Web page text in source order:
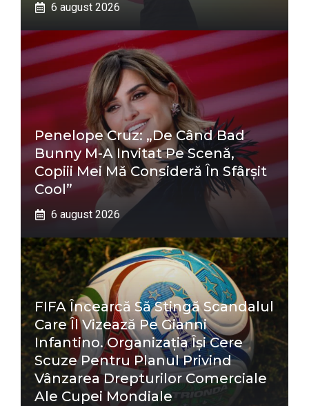
6 august 2026
Penelope Cruz: „De Când Bad
Bunny M-A Invitat Pe Scenă,
Copiii Mei Mă Consideră În Sfârșit
Cool”
6 august 2026
FIFA Încearcă Să Stingă Scandalul
Care Îl Vizează Pe Gianni
Infantino. Organizația Își Cere
Scuze Pentru Planul Privind
Vânzarea Drepturilor Comerciale
Ale Cupei Mondiale